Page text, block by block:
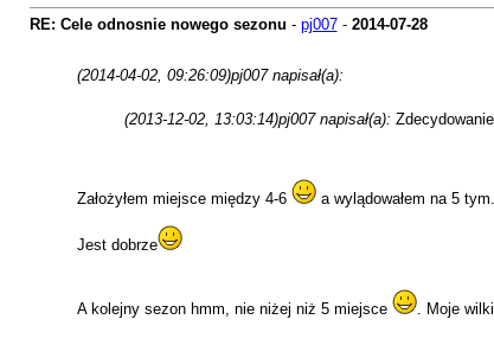
RE: Cele odnosnie nowego sezonu - pj007- 2014-07-28
(2014-04-02, 09:26:09)pj007 napisał(a):
(2013-12-02, 13:03:14)pj007 napisał(a):
Założyłem miejsce między 4-6 a wylądowałem na 5 tym.
Jest dobrze
A kolejny sezon hmm, nie niżej niż 5 miejsce . Moje